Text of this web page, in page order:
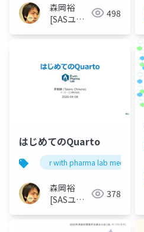
森岡裕
[SASユー
498
はじめてのQuarto
r with pharma lab meetup 1
森岡裕
[SASユー
378